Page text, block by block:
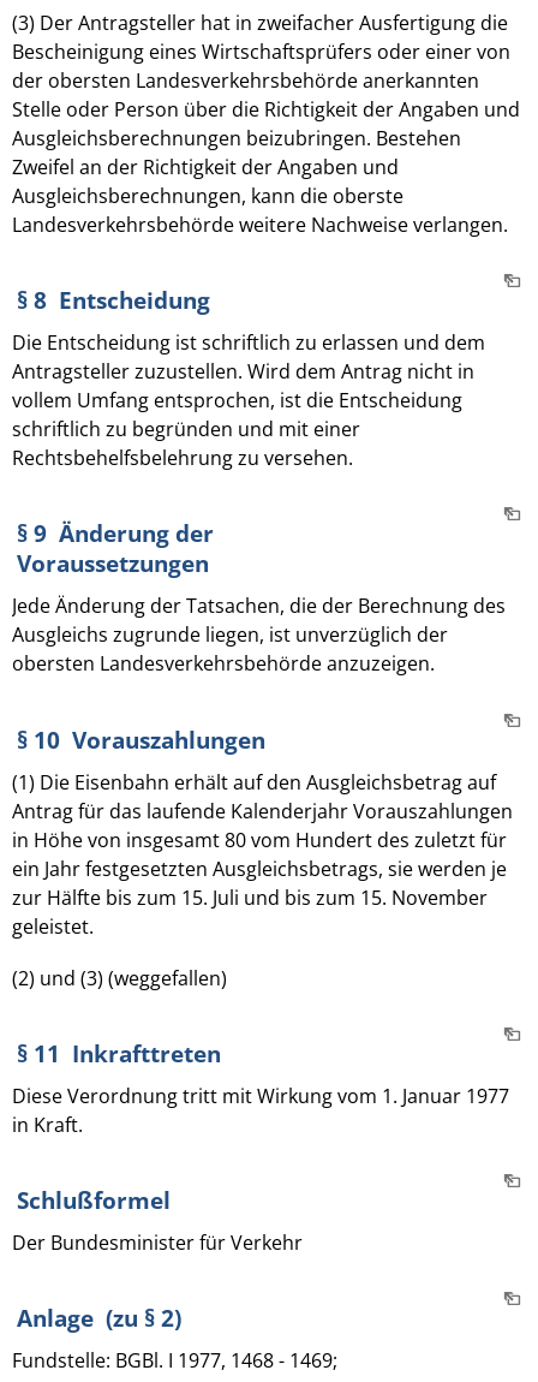
(3) Der Antragsteller hat in zweifacher Ausfertigung die
Bescheinigung eines Wirtschaftsprüfers oder einer von
der obersten Landesverkehrsbehörde anerkannten
Stelle oder Person über die Richtigkeit der Angaben und
Ausgleichsberechnungen beizubringen. Bestehen
Zweifel an der Richtigkeit der Angaben und
Ausgleichsberechnungen, kann die oberste
Landesverkehrsbehörde weitere Nachweise verlangen.
§ 8 Entscheidung
Die Entscheidung ist schriftlich zu erlassen und dem
Antragsteller zuzustellen. Wird dem Antrag nicht in
vollem Umfang entsprochen, ist die Entscheidung
schriftlich zu begründen und mit einer
Rechtsbehelfsbelehrung zu versehen.
§ 9 Änderung der
Voraussetzungen
Jede Änderung der Tatsachen, die der Berechnung des
Ausgleichs zugrunde liegen, ist unverzüglich der
obersten Landesverkehrsbehörde anzuzeigen.
§ 10 Vorauszahlungen
(1) Die Eisenbahn erhält auf den Ausgleichsbetrag auf
Antrag für das laufende Kalenderjahr Vorauszahlungen
in Höhe von insgesamt 80 vom Hundert des zuletzt für
ein Jahr festgesetzten Ausgleichsbetrags, sie werden je
zur Hälfte bis zum 15. Juli und bis zum 15. November
geleistet.
(2) und (3) (weggefallen)
§ 11 Inkrafttreten
Diese Verordnung tritt mit Wirkung vom 1. Januar 1977
in Kraft.
Schlußformel
Der Bundesminister für Verkehr
Anlage (zu § 2)
Fundstelle: BGBl. I 1977, 1468 - 1469;